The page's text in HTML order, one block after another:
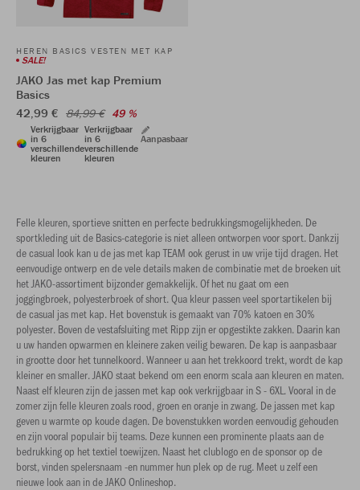
HEREN BASICS VESTEN MET KAP
SALE!
JAKO Jas met kap Premium
Basics
42,99 € 84,99 € 49 %
Verkrijgbaar
in 6
verschillende
kleuren
Verkrijgbaar
in 6
verschillende
kleuren
Aanpasbaar
Felle kleuren, sportieve snitten en perfecte bedrukkingsmogelijkheden. De
sportkleding uit de Basics-categorie is niet alleen ontworpen voor sport. Dankzij
de casual look kan u de jas met kap TEAM ook gerust in uw vrije tijd dragen. Het
eenvoudige ontwerp en de vele details maken de combinatie met de broeken uit
het JAKO-assortiment bijzonder gemakkelijk. Of het nu gaat om een
joggingbroek, polyesterbroek of short. Qua kleur passen veel sportartikelen bij
de casual jas met kap. Het bovenstuk is gemaakt van 70% katoen en 30%
polyester. Boven de vestafsluiting met Ripp zijn er opgestikte zakken. Daarin kan
u uw handen opwarmen en kleinere zaken veilig bewaren. De kap is aanpasbaar
in grootte door het tunnelkoord. Wanneer u aan het trekkoord trekt, wordt de kap
kleiner en smaller. JAKO staat bekend om een ​​enorm scala aan kleuren en maten.
Naast elf kleuren zijn de jassen met kap ook verkrijgbaar in S - 6XL. Vooral in de
zomer zijn felle kleuren zoals rood, groen en oranje in zwang. De jassen met kap
geven u warmte op koude dagen. De bovenstukken worden eenvoudig gehouden
en zijn vooral populair bij teams. Deze kunnen een prominente plaats aan de
bedrukking op het textiel toewijzen. Naast het clublogo en de sponsor op de
borst, vinden spelersnaam -en nummer hun plek op de rug. Meet u zelf een
nieuwe look aan in de JAKO Onlineshop.